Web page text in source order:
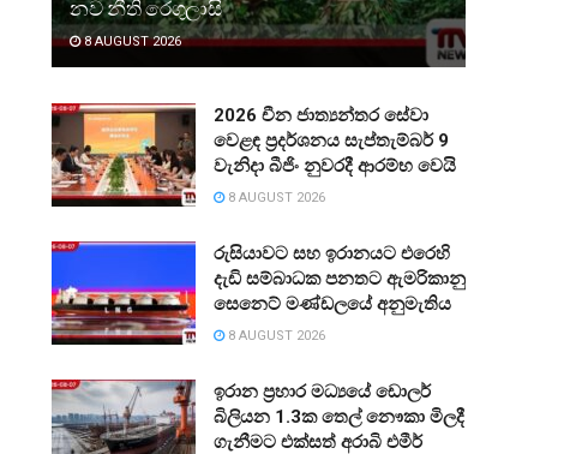
නව නීති රෙගුලාසි
8 AUGUST 2026
2026 චීන ජාත්‍යන්තර සේවා
වෙළඳ ප්‍රදර්ශනය සැප්තැම්බර් 9
වැනිදා බීජිං නුවරදී ආරම්භ වෙයි
8 AUGUST 2026
රුසියාවට සහ ඉරානයට එරෙහි
දැඩි සම්බාධක පනතට ඇමරිකානු
සෙනෙට් මණ්ඩලයේ අනුමැතිය
8 AUGUST 2026
ඉරාන ප්‍රහාර මධ්‍යයේ ඩොලර්
බිලියන 1.3ක තෙල් නෞකා මිලදී
ගැනීමට එක්සත් අරාබි එමීර්